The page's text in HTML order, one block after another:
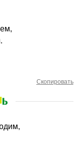
Скопировать